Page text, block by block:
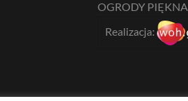
OGRODY PIĘKNA
Realizacja: